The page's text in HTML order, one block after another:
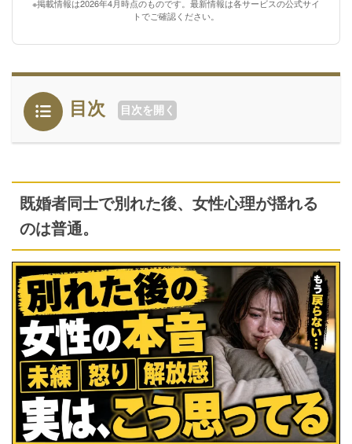
※掲載情報は2026年4月時点のものです。最新情報は各サービスの公式サイ
トでご確認ください。
目次 目次を開く
既婚者同士で別れた後、女性心理が揺れる
のは普通。